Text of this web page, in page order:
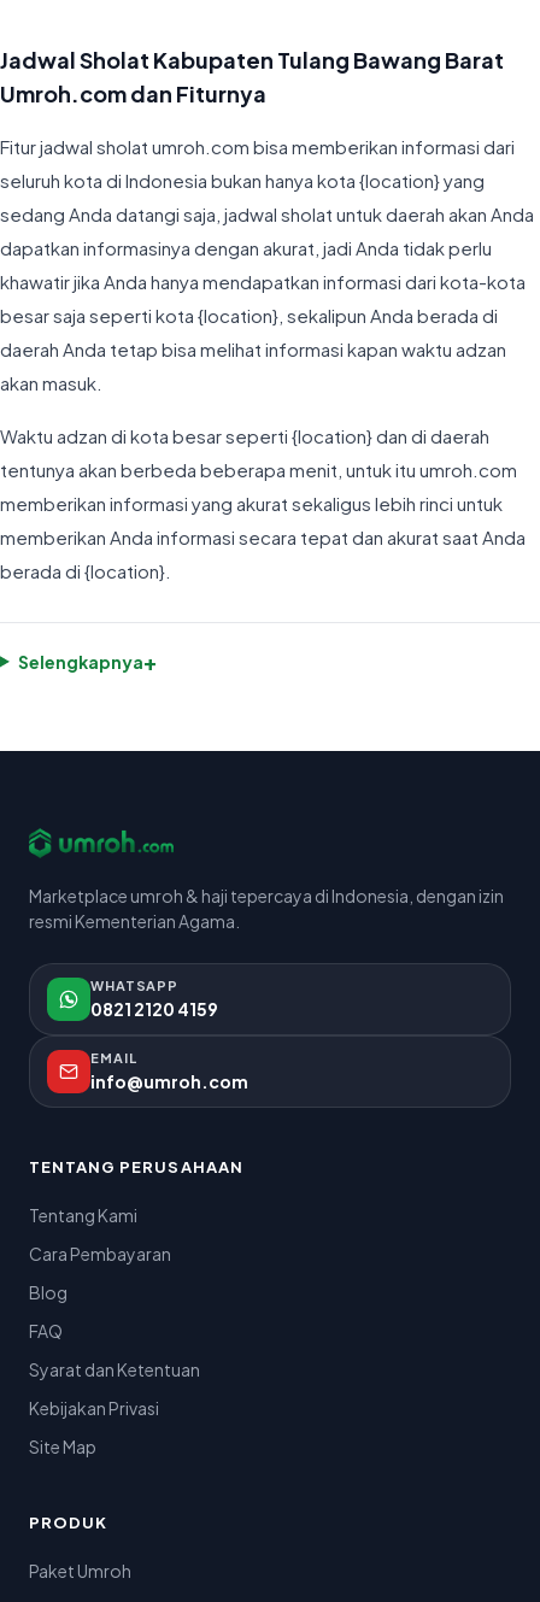
Jadwal Sholat Kabupaten Tulang Bawang Barat
Umroh.com dan Fiturnya
Fitur jadwal sholat umroh.com bisa memberikan informasi dari
seluruh kota di Indonesia bukan hanya kota {location} yang
sedang Anda datangi saja, jadwal sholat untuk daerah akan Anda
dapatkan informasinya dengan akurat, jadi Anda tidak perlu
khawatir jika Anda hanya mendapatkan informasi dari kota-kota
besar saja seperti kota {location}, sekalipun Anda berada di
daerah Anda tetap bisa melihat informasi kapan waktu adzan
akan masuk.
Waktu adzan di kota besar seperti {location} dan di daerah
tentunya akan berbeda beberapa menit, untuk itu umroh.com
memberikan informasi yang akurat sekaligus lebih rinci untuk
memberikan Anda informasi secara tepat dan akurat saat Anda
berada di {location}.
Selengkapnya+
Marketplace umroh & haji tepercaya di Indonesia, dengan izin
resmi Kementerian Agama.
WHATSAPP
0821 2120 4159
EMAIL
info@umroh.com
TENTANG PERUSAHAAN
Tentang Kami
Cara Pembayaran
Blog
FAQ
Syarat dan Ketentuan
Kebijakan Privasi
Site Map
PRODUK
Paket Umroh